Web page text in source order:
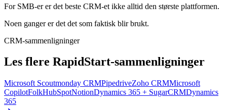
For SMB-er er det beste CRM-et ikke alltid den største plattformen.
Noen ganger er det det som faktisk blir brukt.
CRM-sammenligninger
Les flere RapidStart-sammenligninger
Microsoft Scoutmonday CRMPipedriveZoho CRMMicrosoft
CopilotFolkHubSpotNotionDynamics 365 + SugarCRMDynamics
365